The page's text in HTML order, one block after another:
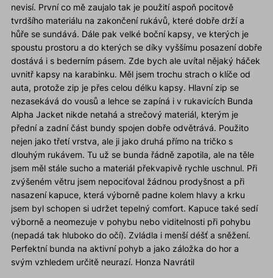
nevisí. První co mě zaujalo tak je použití aspoň pocitově
tvrdšího materiálu na zakončení rukávů, které dobře drží a
hůře se sundává. Dále pak velké boční kapsy, ve kterých je
spoustu prostoru a do kterých se díky vyššímu posazení dobře
dostává i s bederním pásem. Zde bych ale uvítal nějaký háček
uvnitř kapsy na karabinku. Měl jsem trochu strach o klíče od
auta, protože zip je přes celou délku kapsy. Hlavní zip se
nezasekává do vousů a lehce se zapíná i v rukavicích Bunda
Alpha Jacket nikde netahá a strečový materiál, kterým je
přední a zadní část bundy spojen dobře odvětrává. Použito
nejen jako třetí vrstva, ale ji jako druhá přímo na tričko s
dlouhým rukávem. Tu už se bunda řádně zapotila, ale na těle
jsem měl stále sucho a materiál překvapivě rychle uschnul. Při
zvýšeném větru jsem nepociťoval žádnou prodyšnost a při
nasazení kapuce, která výborně padne kolem hlavy a krku
jsem byl schopen si udržet tepelný comfort. Kapuce také sedí
výborně a neomezuje v pohybu nebo viditelnosti při pohybu
(nepadá tak hluboko do očí). Zvládla i menší déšť a sněžení.
Perfektní bunda na aktivní pohyb a jako záložka do hor a
svým vzhledem určitě neurazí. Honza Navrátil